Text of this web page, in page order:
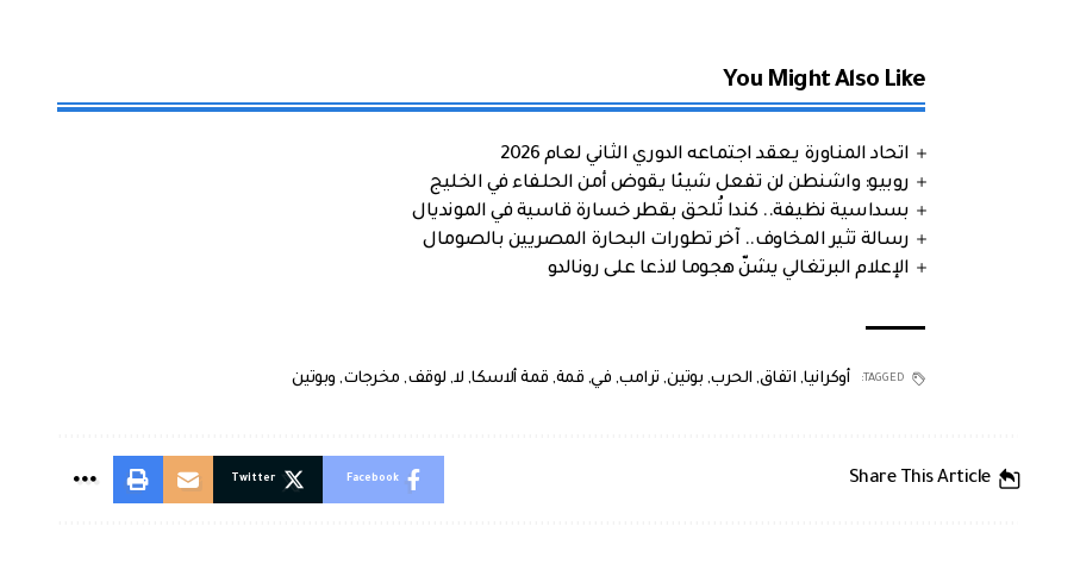
You Might Also Like
اتحاد المناورة يعقد اجتماعه الدوري الثاني لعام 2026
روبيو: واشنطن لن تفعل شيئا يقوض أمن الحلفاء في الخليج
بسداسية نظيفة.. كندا تُلحق بقطر خسارة قاسية في المونديال
رسالة تثير المخاوف.. آخر تطورات البحارة المصريين بالصومال
الإعلام البرتغالي يشنّ هجوما لاذعا على رونالدو
TAGGED: أوكرانيا, اتفاق, الحرب, بوتين, ترامب, في, قمة, قمة ألاسكا, لا, لوقف, مخرجات, وبوتين
Share This Article
Facebook
Twitter